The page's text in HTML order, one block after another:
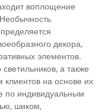
воплощение
декора,
элементов.
а также
клиентов на основе их
по индивидуальным
шиком,